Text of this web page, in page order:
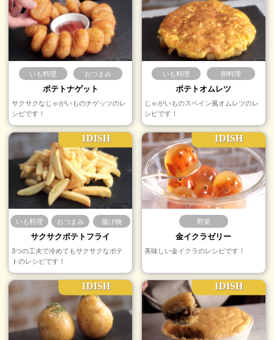
いも料理 おつまみ
ポテトナゲット
サクサクなじゃがいものナゲッツのレ
シピです！
いも料理 卵料理
ポテトオムレツ
じゃがいものスペイン風オムレツのレ
シピです！
1DISH
いも料理 おつまみ 揚げ物
サクサクポテトフライ
3つの工夫で冷めてもサクサクなポテ
トのレシピです！
1DISH
野菜
金イクラゼリー
美味しい金イクラのレシピです！
1DISH 1DISH